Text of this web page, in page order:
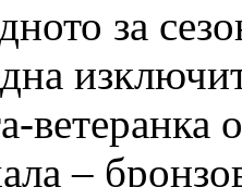
за
–